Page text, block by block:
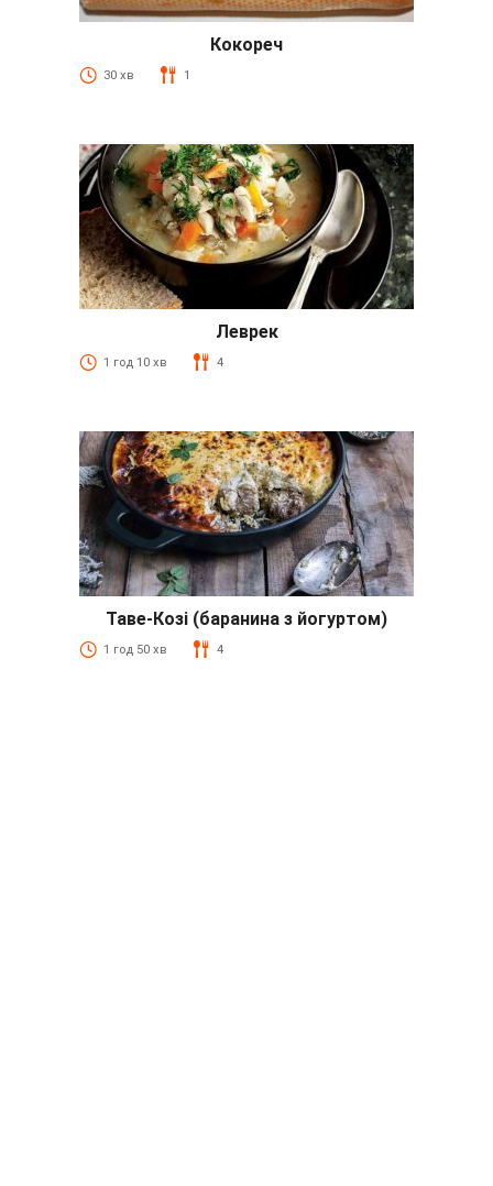
Кокореч
30 хв 1
Леврек
1 год 10 хв 4
Таве-Козі (баранина з йогуртом)
1 год 50 хв 4